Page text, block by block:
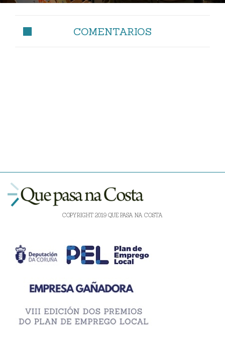
COMENTARIOS
COPYRIGHT 2019 QUE PASA NA COSTA